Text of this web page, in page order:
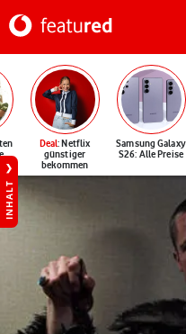
Deal: Netflix
günstiger
bekommen
Samsung Galaxy
S26: Alle Preise
INHALT